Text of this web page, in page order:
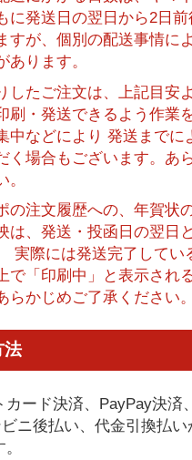
に発送日の翌日から2日
すが、個別の配送事情に
あります。
したご注文は、上記目安
刷・発送できるよう作業
中などにより 発送までに
く場合もございます。あ
。
の注文履歴への、年賀状
は、発送・投函日の翌日
実際には発送完了してい
で「印刷中」と表示され
らかじめご了承ください。
法
カード決済、PayPay決済
ニ後払い、代金引換払い